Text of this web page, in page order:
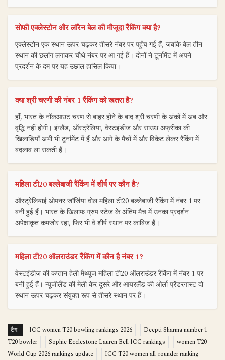
सोफी एक्लेस्टोन और लॉरेन बेल की मौजूदा रैंकिंग क्या है?
एक्लेस्टोन एक स्थान ऊपर चढ़कर तीसरे नंबर पर पहुँच गई हैं, जबकि बेल तीन
स्थान की छलांग लगाकर चौथे नंबर पर आ गई हैं। दोनों ने टूर्नामेंट में अपने
प्रदर्शन के दम पर यह उछाल हासिल किया।
क्या श्री चरणी की नंबर 1 रैंकिंग को खतरा है?
हाँ, भारत के नॉकआउट चरण से बाहर होने के बाद श्री चरणी के अंकों में अब और
वृद्धि नहीं होगी। इंग्लैंड, ऑस्ट्रेलिया, वेस्टइंडीज और साउथ अफ्रीका की
खिलाड़ियाँ अभी भी टूर्नामेंट में हैं और आगे के मैचों में और विकेट लेकर रैंकिंग में
बदलाव ला सकती हैं।
महिला टी20 बल्लेबाजी रैंकिंग में शीर्ष पर कौन है?
ऑस्ट्रेलियाई ओपनर जॉर्जिया वोल महिला टी20 बल्लेबाजी रैंकिंग में नंबर 1 पर
बनी हुई हैं। भारत के खिलाफ ग्रुप स्टेज के अंतिम मैच में उनका प्रदर्शन
अपेक्षाकृत कमजोर रहा, फिर भी वे शीर्ष स्थान पर काबिज हैं।
महिला टी20 ऑलराउंडर रैंकिंग में कौन है नंबर 1?
वेस्टइंडीज की कप्तान हेली मैथ्यूज महिला टी20 ऑलराउंडर रैंकिंग में नंबर 1 पर
बनी हुई हैं। न्यूजीलैंड की मेली केर दूसरे और आयरलैंड की ओर्ला प्रेंडरगास्ट दो
स्थान ऊपर चढ़कर संयुक्त रूप से तीसरे स्थान पर हैं।
टैग: ICC women T20 bowling rankings 2026
Deepti Sharma number 1
T20 bowler
Sophie Ecclestone Lauren Bell ICC rankings
women T20
World Cup 2026 rankings update
ICC T20 women all-rounder ranking